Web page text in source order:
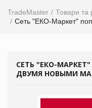
TradeMaster Товари та
Сеть "ЕКО-Маркет"
СЕТЬ "ЕКО-
ДВУМЯ НОВЫМИ